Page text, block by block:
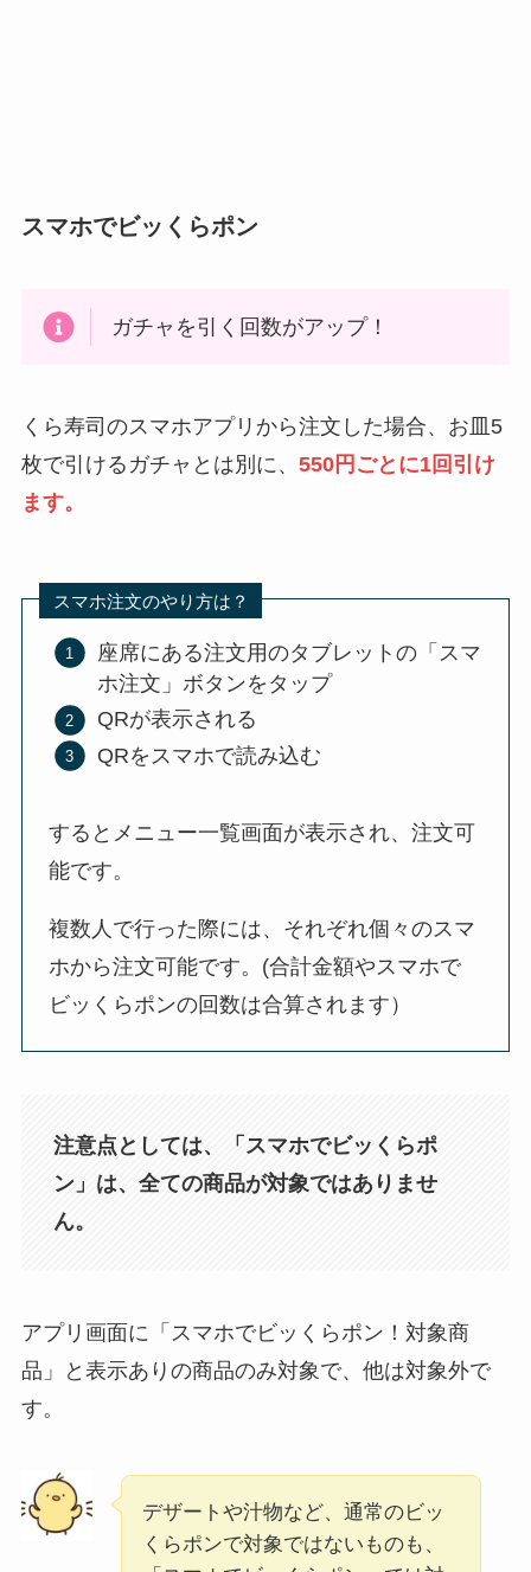
スマホでビッくらポン
ガチャを引く回数がアップ！
くら寿司のスマホアプリから注文した場合、お皿5
枚で引けるガチャとは別に、 550円ごとに1回引け
ます。
スマホ注文のやり方は？
座席にある注文用のタブレットの「スマ
ホ注文」ボタンをタップ
QRが表示される
QRをスマホで読み込む
するとメニュー一覧画面が表示され、注文可
能です。
複数人で行った際には、それぞれ個々のスマ
ホから注文可能です。(合計金額やスマホで
ビッくらポンの回数は合算されます）
注意点としては、「スマホでビッくらポ
ン」は、全ての商品が対象ではありませ
ん。
アプリ画面に「スマホでビッくらポン！対象商
品」と表示ありの商品のみ対象で、他は対象外で
す。
デザートや汁物など、通常のビッ
くらポンで対象ではないものも、